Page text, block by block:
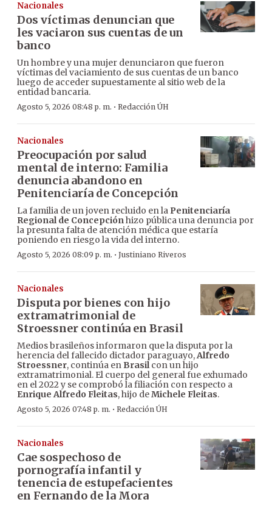
Nacionales
Dos víctimas denuncian que
les vaciaron sus cuentas de un
banco
Un hombre y una mujer denunciaron que fueron
víctimas del vaciamiento de sus cuentas de un banco
luego de acceder supuestamente al sitio web de la
entidad bancaria.
Agosto 5, 2026 08:48 p. m. · Redacción ÚH
Nacionales
Preocupación por salud
mental de interno: Familia
denuncia abandono en
Penitenciaría de Concepción
La familia de un joven recluido en la Penitenciaría
Regional de Concepciónhizo pública una denuncia por
la presunta falta de atención médica que estaría
poniendo en riesgo la vida del interno.
Agosto 5, 2026 08:09 p. m. · Justiniano Riveros
Nacionales
Disputa por bienes con hijo
extramatrimonial de
Stroessner continúa en Brasil
Medios brasileños informaron que la disputa por la
herencia del fallecido dictador paraguayo,Alfredo
Stroessner, continúa en Brasilcon un hijo
extramatrimonial. El cuerpo del general fue exhumado
en el 2022 y se comprobó la filiación con respecto a
Enrique Alfredo Fleitas, hijo deMichele Fleitas.
Agosto 5, 2026 07:48 p. m. · Redacción ÚH
Nacionales
Cae sospechoso de
pornografía infantil y
tenencia de estupefacientes
en Fernando de la Mora